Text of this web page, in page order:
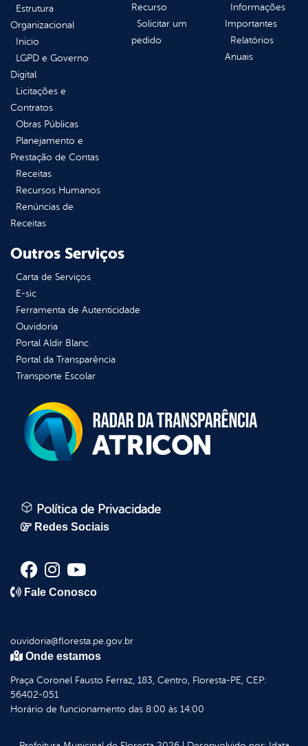
Estrutura
Organizacional
Inicio
LGPD e Governo
Digital
Licitações e
Contratos
Obras Públicas
Planejamento e
Prestação de Contas
Receitas
Recursos Humanos
Renúncias de
Receitas
Recurso
Solicitar um
pedido
Informações
Importantes
Relatórios
Anuais
Outros Serviços
Carta de Serviços
E-sic
Ferramenta de Autenticidade
Ouvidoria
Portal Aldir Blanc
Portal da Transparência
Transporte Escolar
Política de Privacidade
Redes Sociais
Fale Conosco
ouvidoria@floresta.pe.gov.br
Onde estamos
Praça Coronel Fausto Ferraz, 183, Centro, Floresta-PE, CEP:
56402-051
Horário de funcionamento das 8:00 às 14:00